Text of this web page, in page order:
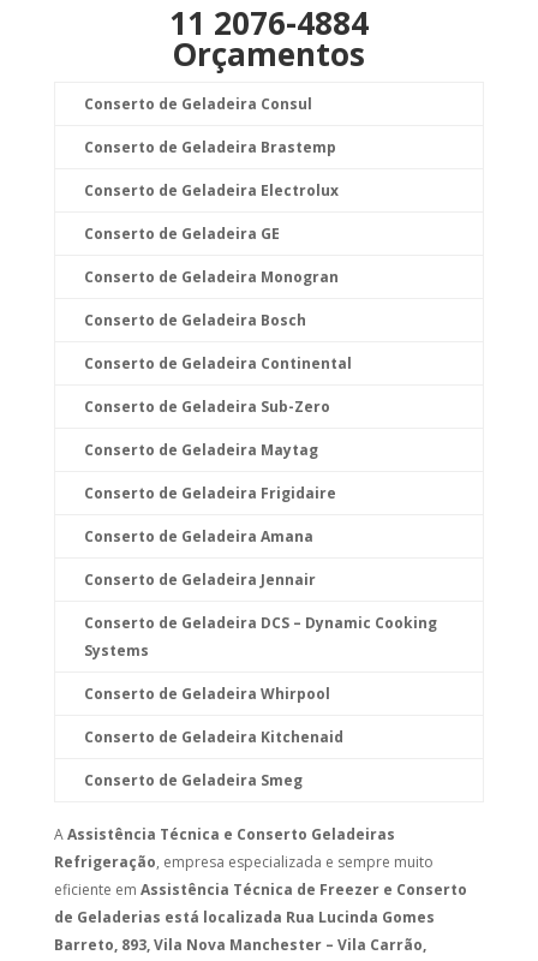
11 2076-4884
Orçamentos
Conserto de Geladeira Consul
Conserto de Geladeira Brastemp
Conserto de Geladeira Electrolux
Conserto de Geladeira GE
Conserto de Geladeira Monogran
Conserto de Geladeira Bosch
Conserto de Geladeira Continental
Conserto de Geladeira Sub-Zero
Conserto de Geladeira Maytag
Conserto de Geladeira Frigidaire
Conserto de Geladeira Amana
Conserto de Geladeira Jennair
Conserto de Geladeira DCS – Dynamic Cooking
Systems
Conserto de Geladeira Whirpool
Conserto de Geladeira Kitchenaid
Conserto de Geladeira Smeg
AAssistência Técnica e Conserto Geladeiras
Refrigeração, empresa especializada e sempre muito
eficiente em Assistência Técnica de Freezer e Conserto
de Geladerias está localizada Rua Lucinda Gomes
Barreto, 893, Vila Nova Manchester – Vila Carrão,